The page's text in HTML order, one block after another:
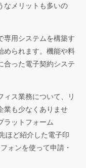
なメリットも多いの
専用システムを構築す
められます。機能や料
合った電子契約システ
ィス業務について、リ
業も少なくありませ
ラットフォーム
ほど紹介した電子印
ォンを使って申請・